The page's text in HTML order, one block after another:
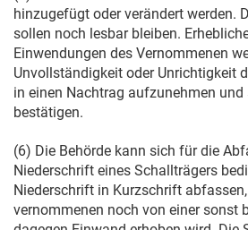
hinzugefügt oder verändert werden.
sollen noch lesbar bleiben.
Einwendungen des Vernommenen
Unvollständigkeit oder Unrichtigkeit
in einen Nachtrag aufzunehmen und
bestätigen.
(6) Die Behörde kann sich für die
Niederschrift eines Schallträgers
Niederschrift in Kurzschrift
vernommenen noch von einer sonst